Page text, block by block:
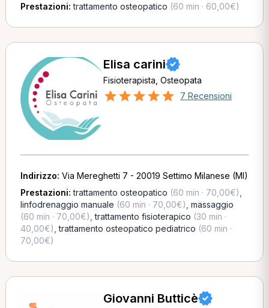
Prestazioni:trattamento osteopatico (60 min · 60,00€)
Elisa carini
Fisioterapista, Osteopata
7 Recensioni
Indirizzo: Via Mereghetti 7 - 20019 Settimo Milanese (MI)
Prestazioni:trattamento osteopatico (60 min · 70,00€)
linfodrenaggio manuale (60 min · 70,00€) massaggio
(60 min · 70,00€) ,trattamento fisioterapico (30 min ·
40,00€) ,trattamento osteopatico pediatrico (60 min ·
70,00€)
Giovanni Butticè